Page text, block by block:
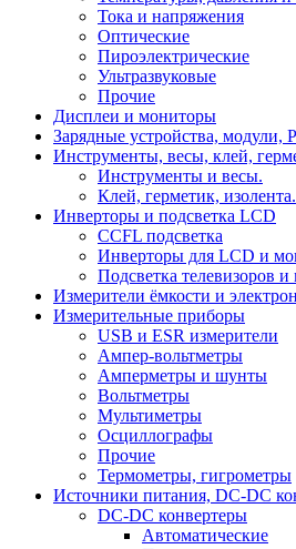
Тока и напряжения
Оптические
Пироэлектрические
Ультразвуковые
Прочие
Дисплеи и мониторы
Зарядные устройства, модули,
Инструменты, весы, клей,
Инструменты и весы.
Клей, герметик, изолента.
Инверторы и подсветка LCD
CCFL подсветка
Инверторы для LCD и
Подсветка телевизоров
Измерители ёмкости и
Измерительные приборы
USB и ESR измерители
Ампер-вольтметры
Амперметры и шунты
Вольтметры
Мультиметры
Осциллографы
Прочие
Термометры, гигрометры
Источники питания, DC-DC
DC-DC конвертеры
Автоматические